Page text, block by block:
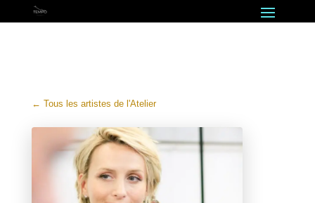
← Tous les artistes de l'Atelier